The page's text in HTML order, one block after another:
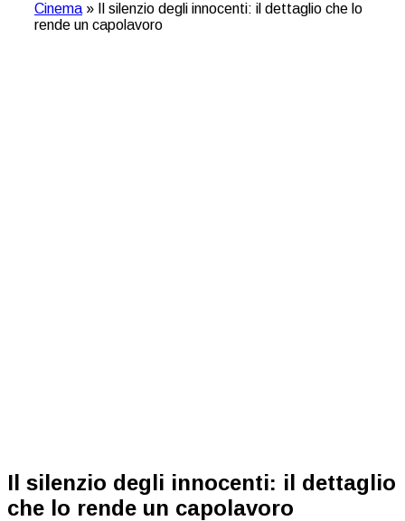
Cinema »
Il silenzio degli innocenti: il dettaglio che lo
rende un capolavoro
Il silenzio degli innocenti: il dettaglio
che lo rende un capolavoro